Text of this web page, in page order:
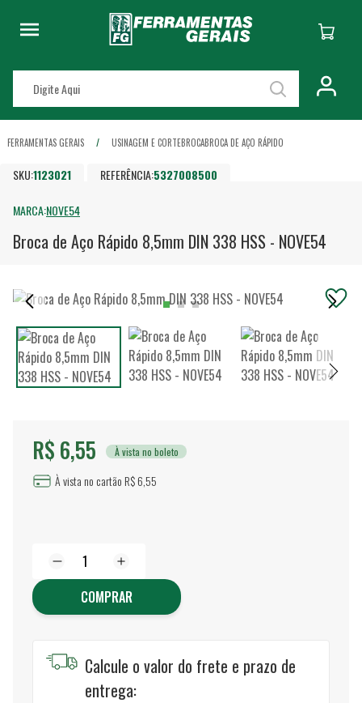
FERRAMENTAS GERAIS USINAGEM E CORTEBROCABROCA DE AÇO RÁPIDO
SKU:1123021 REFERÊNCIA:5327008500
MARCA:NOVE54
Broca de Aço Rápido 8,5mm DIN 338 HSS - NOVE54
R$ 6,55 À vista no boleto
À vista no cartão R$ 6,55
COMPRAR
Calcule o valor do frete e prazo de
entrega: